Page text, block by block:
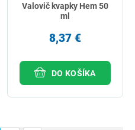
Valovič kvapky Hem 50
ml
8,37 €
DO KOŠÍKA